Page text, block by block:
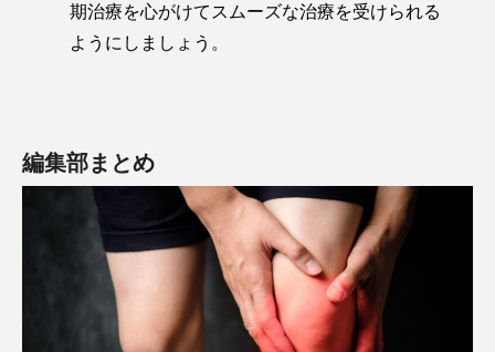
期治療を心がけてスムーズな治療を受けられる
ようにしましょう。
編集部まとめ